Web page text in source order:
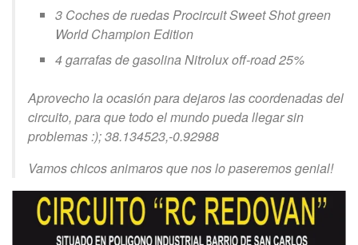
3 Coches de ruedas Procircuit Sweet Shot green
World Champion Edition
4 garrafas de gasolina Nitrolux off-road 25%
Aprovecho la ocasión para dejaros las coordenadas del
circuito, para que todo el mundo pueda llegar sin
problemas :); 38.134523,-0.92988
Vamos chicos animaros que nos lo paseremos genial!